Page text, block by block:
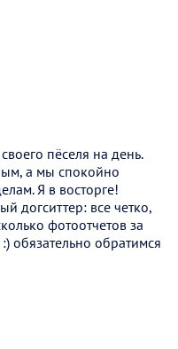
пёселя на день.
а мы спокойно
Я в восторге!
догситтер: все четко,
фотоотчетов за
обязательно обратимся